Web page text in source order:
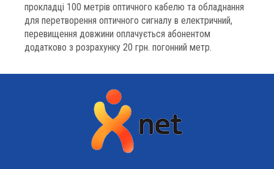
прокладці 100 метрів оптичного кабелю та обладнання
для перетворення оптичного сигналу в електричний,
перевищення довжини оплачується абонентом
додатково з розрахунку 20 грн. погонний метр.